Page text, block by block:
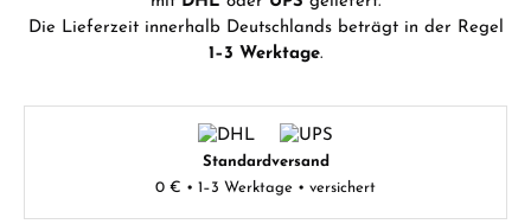
Die Lieferzeit innerhalb Deutschlands beträgt in der Regel
1–3 Werktage.
Standardversand
0 € • 1–3 Werktage • versichert